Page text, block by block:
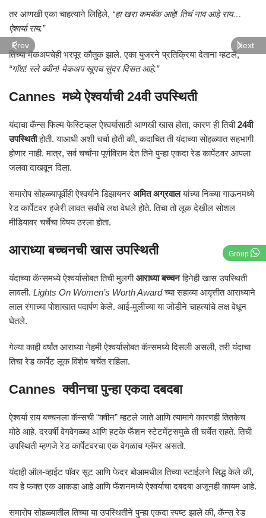
Group
तर आणखी एका चाहत्याने लिहिले, “हा खरा कमबॅक आहे! तिचं नाव आहे राय…
ऐश्वर्या राय.”
तिच्या मेकअपचेही भरपूर कौतुक झाले. एका युजरने प्रतिक्रिया देताना म्हटले,
“गॉश! स्ले क्वीन! मेकअप खूपच सुंदर दिसत आहे.”
Cannes मध्ये ऐश्वर्याची 24वी उपस्थिती
यंदाचा कॅन्स फिल्म फेस्टिव्हल ऐश्वर्यासाठी आणखी खास होता, कारण ही तिची24वी
उपस्थितीहोती. याआधी अशी चर्चा होती की, कदाचित ती यंदाच्या सोहळ्यात सहभागी
होणार नाही. मात्र, सर्व चर्चांना पूर्णविराम देत तिने पुन्हा एकदा रेड कार्पेटवर आपला
जलवा दाखवून दिला.
समारोप सोहळ्यापूर्वीही ऐश्वर्याने डिझायनर अमित अग्रवालयांच्या निळ्या गाऊनमध्ये
रेड कार्पेटवर हजेरी लावत सर्वांचे लक्ष वेधले होते. तिचा तो लूक देखील सोशल
मीडियावर चर्चेचा विषय ठरला होता.
आराध्या बच्चनची खास उपस्थिती
यंदाच्या कॅन्समध्ये ऐश्वर्यासोबत तिची मुलगीआराध्या बच्चनहिनेही खास उपस्थिती
लावली. Lights On Women’s Worth Awardच्या सहाव्या आवृत्तीत आराध्याने
लाल रंगाच्या पोशाखात पदार्पण केले. आई-मुलीच्या या जोडीने चाहत्यांचे लक्ष वेधून
घेतले.
गेल्या काही वर्षांत आराध्या नेहमी ऐश्वर्यासोबत कॅन्समध्ये दिसली असली, तरी यंदाचा
तिचा रेड कार्पेट लूक विशेष चर्चेत राहिला.
Cannes क्वीनचा पुन्हा एकदा दबदबा
ऐश्वर्या राय बच्चनला कॅन्सची “क्वीन” म्हटले जाते आणि त्यामागे कारणही तितकेच
मोठे आहे. दरवर्षी वेगवेगळ्या आणि हटके फॅशन स्टेटमेंट्समुळे ती चर्चेत राहते. तिची
उपस्थिती म्हणजे रेड कार्पेटवरचा एक वेगळाच ग्लॅमर असतो.
यंदाही ऑल-व्हाईट पॉवर सूट आणि फेदर बोआमधील तिच्या स्टाईलने सिद्ध केले की,
वय हे फक्त एक आकडा आहे आणि फॅशनमध्ये ऐश्वर्याचा दबदबा अजूनही कायम आहे.
समारोप सोहळ्यातील तिच्या या उपस्थितीने पुन्हा एकदा स्पष्ट झाले की, कॅन्स रेड
Prev Next